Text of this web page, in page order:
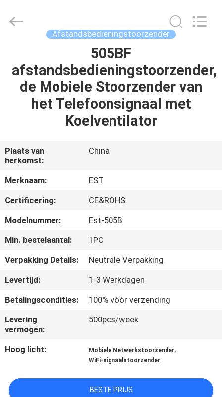
PRODUCTEN
ONGEVEER
ONS
FABRIEKSRONDLEIDING
KWALITEITSCONTROLE
CONTACTEER
ONS
NIEUWS
ELECTRONICS(HK)
CO.,LTD.
Afstandsbedieningstoorzender
505BF
afstandsbedieningstoorzender,
de Mobiele Stoorzender van
het Telefoonsignaal met
Koelventilator
Plaats van
herkomst:
China
Merknaam:
EST
Certificering:
CE&ROHS
Modelnummer:
Est-505B
Min. bestelaantal:
1PC
Verpakking Details:
Neutrale Verpakking
Levertijd:
1-3 Werkdagen
Betalingscondities:
100% vóór verzending
Levering
vermogen:
500pcs/week
Hoog licht: Mobiele Netwerkstoorzender,
WiFi-signaalstoorzender
BESTE PRIJS